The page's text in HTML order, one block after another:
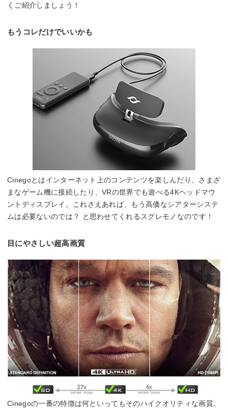
くご紹介しましょう！
もうコレだけでいいかも
Cinegoとはインターネット上のコンテンツを楽しんだり、さまざ
まなゲーム機に接続したり、VRの世界でも遊べる4Kヘッドマウ
ントディスプレイ。これさえあれば、もう高価なシアターシステ
ムは必要ないのでは？ と思わせてくれるスグレモノなのです！
目にやさしい超高画質
Cinegoの一番の特徴は何といってもそのハイクオリティな画質。